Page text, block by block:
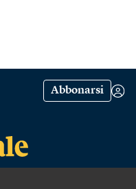
Abbonarsi